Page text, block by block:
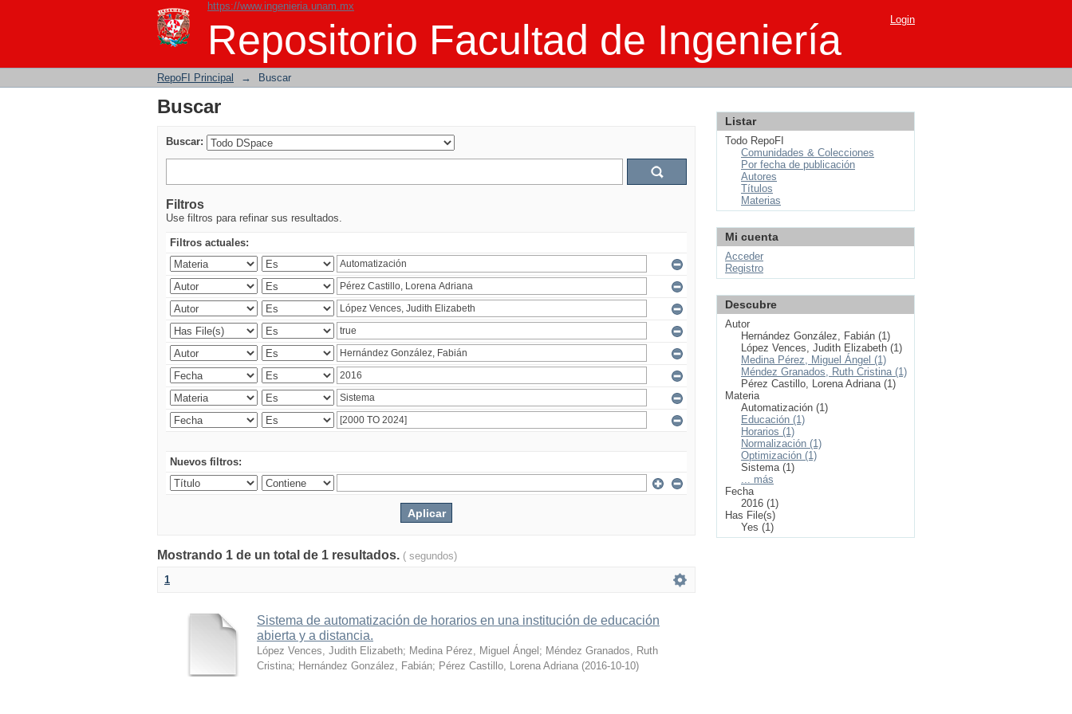
https://www.ingenieria.unam.mx
Repositorio Facultad de Ingeniería
Buscar Login
RepoFI Principal → Buscar
Buscar
Buscar:
Filtros
Use filtros para refinar sus resultados.
Filtros actuales:
Nuevos filtros:
Mostrando 1 de un total de 1 resultados. ( segundos)
1
Sistema de automatización de horarios en una institución de educación
abierta y a distancia.
López Vences, Judith Elizabeth; Medina Pérez, Miguel Ángel ; Méndez Granados, Ruth
Cristina; Hernández González, Fabián; Pérez Castillo, Lorena Adriana (2016-10-10)
Listar
Todo RepoFI
Comunidades & Colecciones
Por fecha de publicación
Autores
Títulos
Materias
Mi cuenta
Acceder
Registro
Descubre
Autor
Hernández González, Fabián (1)
López Vences, Judith Elizabeth (1)
Medina Pérez, Miguel Ángel (1)
Méndez Granados, Ruth Cristina (1)
Pérez Castillo, Lorena Adriana (1)
Materia
Automatización (1)
Educación (1)
Horarios (1)
Normalización (1)
Optimización (1)
Sistema (1)
... más
Fecha
2016 (1)
Has File(s)
Yes (1)